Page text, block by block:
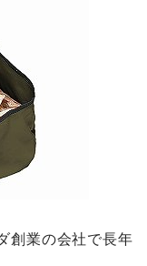
創業の会社で長年